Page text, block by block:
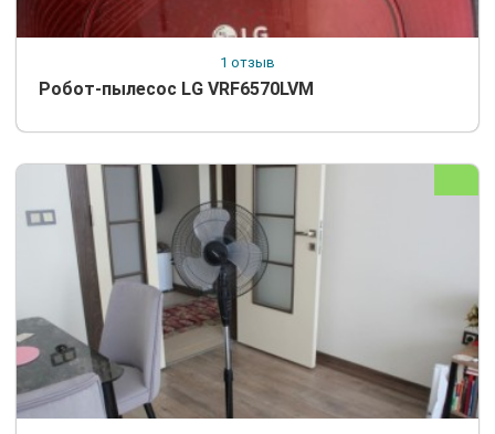
1 отзыв
Робот-пылесос LG VRF6570LVM